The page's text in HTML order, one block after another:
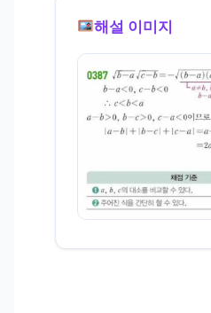
해설 이미지